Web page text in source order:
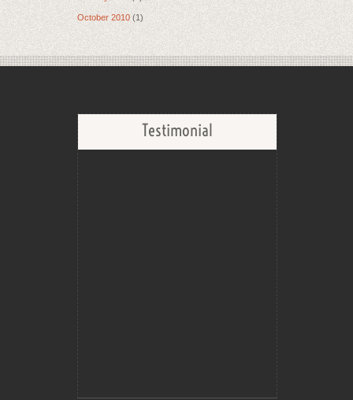
October 2010 (1)
Testimonial